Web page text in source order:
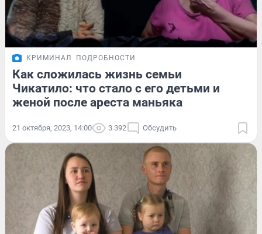
КРИМИНАЛ ПОДРОБНОСТИ
Как сложилась жизнь семьи
Чикатило: что стало с его детьми и
женой после ареста маньяка
21 октября, 2023, 14:00 3 392 Обсудить